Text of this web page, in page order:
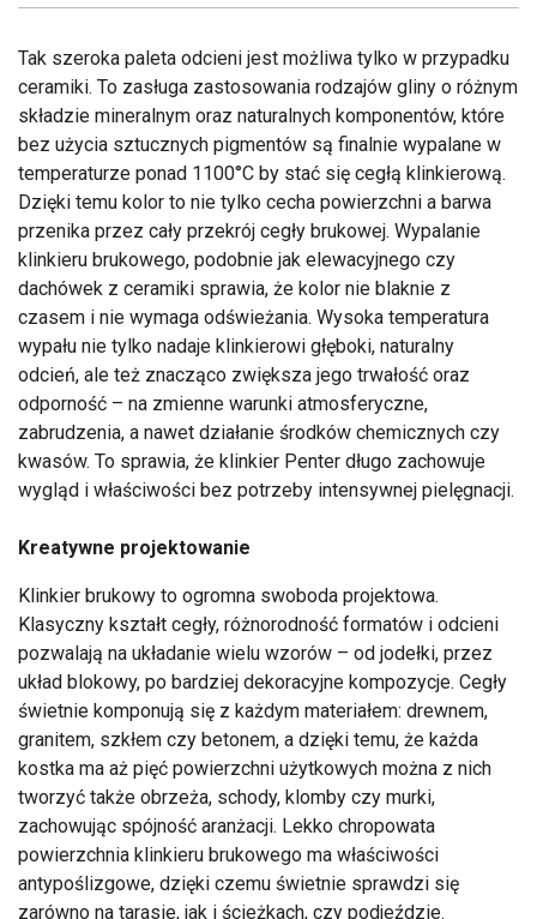
Tak szeroka paleta odcieni jest możliwa tylko w przypadku
ceramiki. To zasługa zastosowania rodzajów gliny o różnym
składzie mineralnym oraz naturalnych komponentów, które
bez użycia sztucznych pigmentów są finalnie wypalane w
temperaturze ponad 1100°C by stać się cegłą klinkierową.
Dzięki temu kolor to nie tylko cecha powierzchni a barwa
przenika przez cały przekrój cegły brukowej. Wypalanie
klinkieru brukowego, podobnie jak elewacyjnego czy
dachówek z ceramiki sprawia, że kolor nie blaknie z
czasem i nie wymaga odświeżania. Wysoka temperatura
wypału nie tylko nadaje klinkierowi głęboki, naturalny
odcień, ale też znacząco zwiększa jego trwałość oraz
odporność – na zmienne warunki atmosferyczne,
zabrudzenia, a nawet działanie środków chemicznych czy
kwasów. To sprawia, że klinkier Penter długo zachowuje
wygląd i właściwości bez potrzeby intensywnej pielęgnacji.
Kreatywne projektowanie
Klinkier brukowy to ogromna swoboda projektowa.
Klasyczny kształt cegły, różnorodność formatów i odcieni
pozwalają na układanie wielu wzorów – od jodełki, przez
układ blokowy, po bardziej dekoracyjne kompozycje. Cegły
świetnie komponują się z każdym materiałem: drewnem,
granitem, szkłem czy betonem, a dzięki temu, że każda
kostka ma aż pięć powierzchni użytkowych można z nich
tworzyć także obrzeża, schody, klomby czy murki,
zachowując spójność aranżacji. Lekko chropowata
powierzchnia klinkieru brukowego ma właściwości
antypoślizgowe, dzięki czemu świetnie sprawdzi się
zarówno na tarasie, jak i ścieżkach, czy podjeździe.